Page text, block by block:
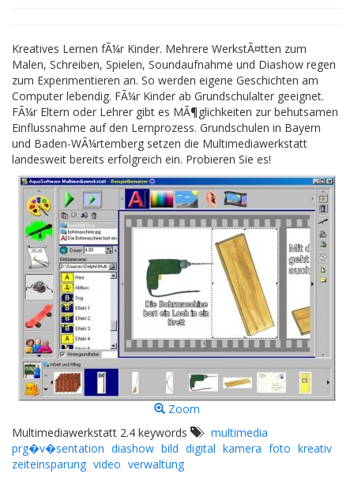
Kreatives Lernen fÃ¼r Kinder. Mehrere WerkstÃ¤tten zum
Malen, Schreiben, Spielen, Soundaufnahme und Diashow regen
zum Experimentieren an. So werden eigene Geschichten am
Computer lebendig. FÃ¼r Kinder ab Grundschulalter geeignet.
FÃ¼r Eltern oder Lehrer gibt es MÃ¶glichkeiten zur behutsamen
Einflussnahme auf den Lernprozess. Grundschulen in Bayern
und Baden-WÃ¼rtemberg setzen die Multimediawerkstatt
landesweit bereits erfolgreich ein. Probieren Sie es!
Zoom
Multimediawerkstatt 2.4 keywords
multimedia
prg�v�sentation diashow bild digital kamera foto kreativ
zeiteinsparung video verwaltung